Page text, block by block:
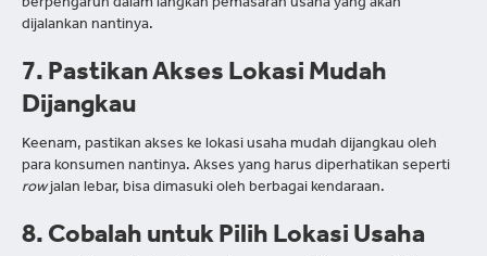
berpengaruh dalam langkah pemasaran usaha yang akan
dijalankan nantinya.
7. Pastikan Akses Lokasi Mudah
Dijangkau
Keenam, pastikan akses ke lokasi usaha mudah dijangkau oleh
para konsumen nantinya. Akses yang harus diperhatikan seperti
rowjalan lebar, bisa dimasuki oleh berbagai kendaraan.
8. Cobalah untuk Pilih Lokasi Usaha